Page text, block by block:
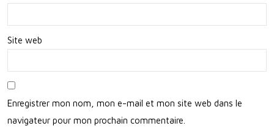
Site web
Enregistrer mon nom, mon e-mail et mon site web dans le
navigateur pour mon prochain commentaire.